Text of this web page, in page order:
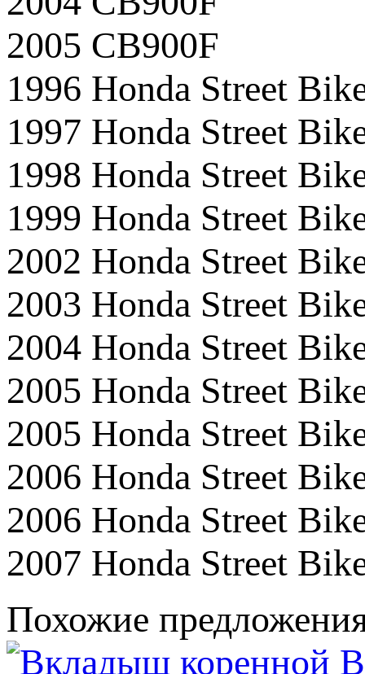
2005 CB900F
1996 Honda Street
1997 Honda Street
1998 Honda Street
1999 Honda Street
2002 Honda Street
2003 Honda Street
2004 Honda Street
2005 Honda Street
2005 Honda Street
2006 Honda Street
2006 Honda Street
2007 Honda Street
Похожие